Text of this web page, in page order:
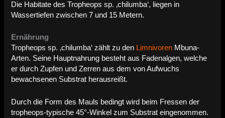
Die Habitate des Tropheops sp. ‚chilumba‘, liegen in
Wassertiefen zwischen 7 und 15 Metern.
Ernährung
Tropheops sp. ‚chilumba‘ zählt zu den Limnivoren Mbuna-
Arten. Seine Hauptnahrung besteht aus Fadenalgen, welche
er durch Zupfen und Zerren aus dem von Aufwuchs
bewachsenen Substrat herausreißt.
Durch die Form des Mauls bedingt wird beim Fressen der
tropheops-typische 45°-Winkel zum Substrat eingenommen.